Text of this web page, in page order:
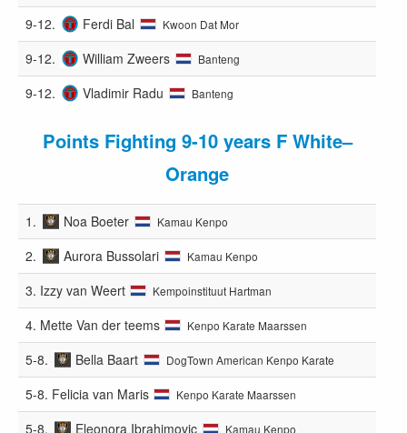
9-12. Ferdi Bal Kwoon Dat Mor
9-12. William Zweers Banteng
9-12. Vladimir Radu Banteng
Points Fighting 9-10 years F White–
Orange
1. Noa Boeter Kamau Kenpo
2. Aurora Bussolari Kamau Kenpo
3. Izzy van Weert Kempoinstituut Hartman
4. Mette Van der teems Kenpo Karate Maarssen
5-8. Bella Baart DogTown American Kenpo Karate
5-8. Felicia van Maris Kenpo Karate Maarssen
5-8. Eleonora Ibrahimovic Kamau Kenpo